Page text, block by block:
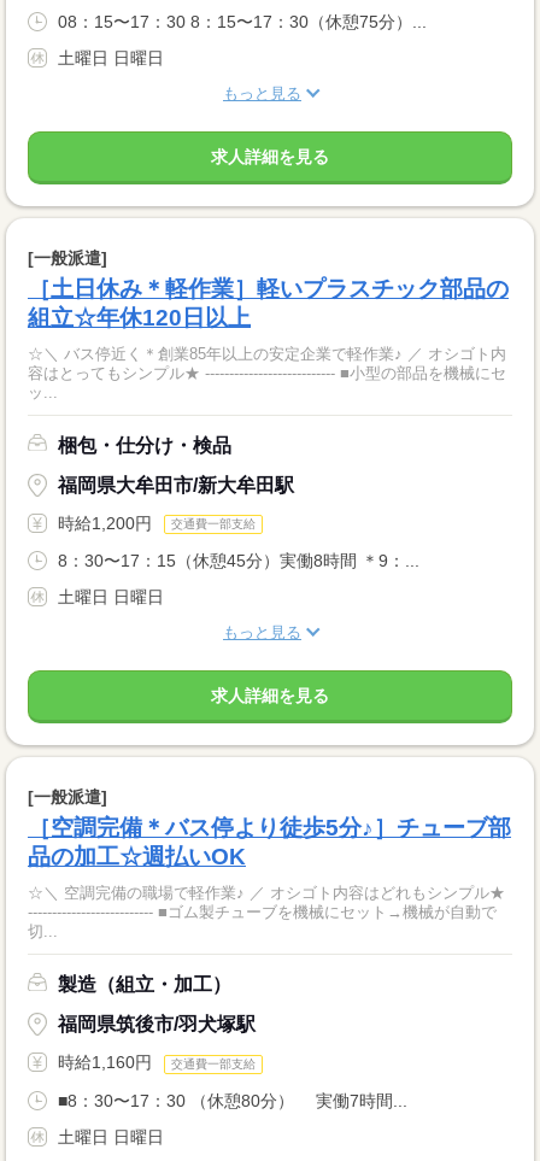
08：15〜17：30 8：15〜17：30（休憩75分）...
土曜日 日曜日
もっと見る
求人詳細を見る
[一般派遣]
［土日休み＊軽作業］軽いプラスチック部品の
組立☆年休120日以上
☆＼ バス停近く＊創業85年以上の安定企業で軽作業♪ ／ オシゴト内
容はとってもシンプル★ --------------------------- ■小型の部品を機械にセ
ッ...
梱包・仕分け・検品
福岡県大牟田市/新大牟田駅
時給1,200円 交通費一部支給
8：30〜17：15（休憩45分）実働8時間 ＊9：...
土曜日 日曜日
もっと見る
求人詳細を見る
[一般派遣]
［空調完備＊バス停より徒歩5分♪］チューブ部
品の加工☆週払いOK
☆＼ 空調完備の職場で軽作業♪ ／ オシゴト内容はどれもシンプル★
-------------------------- ■ゴム製チューブを機械にセット→機械が自動で
切...
製造（組立・加工）
福岡県筑後市/羽犬塚駅
時給1,160円 交通費一部支給
■8：30〜17：30 （休憩80分） 実働7時間...
土曜日 日曜日